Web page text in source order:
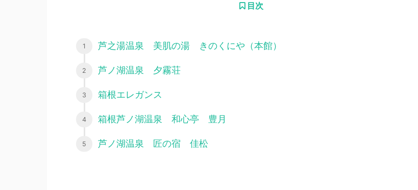
目次
芦之湯温泉 美肌の湯 きのくにや（本館）
芦ノ湖温泉 夕霧荘
箱根エレガンス
箱根芦ノ湖温泉 和心亭 豊月
芦ノ湖温泉 匠の宿 佳松